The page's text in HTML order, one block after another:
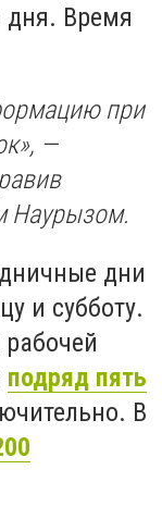
дня. Время
при
—
Наурызом.
дни
и субботу.
подряд пять
В